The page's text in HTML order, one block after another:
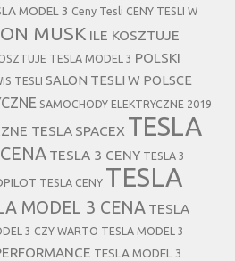
MODEL 3 Ceny Tesli CENY TESLI W
MUSK ILE KOSZTUJE
TESLA MODEL 3 POLSKI
TESLI SALON TESLI W POLSCE
SAMOCHODY ELEKTRYCZNE 2019
TESLA SPACEX TESLA
TESLA 3 CENY TESLA 3
TESLA CENY TESLA
MODEL 3 CENA TESLA
3 CZY WARTO TESLA MODEL 3
TESLA MODEL 3